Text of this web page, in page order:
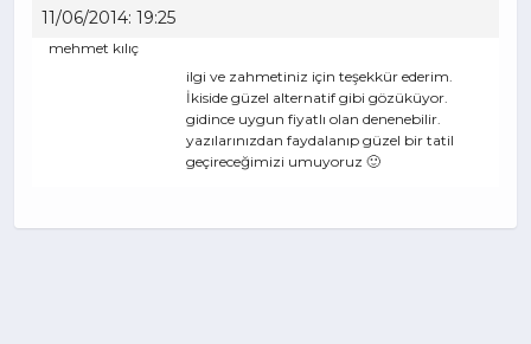
11/06/2014: 19:25
mehmet kılıç
ilgi ve zahmetiniz için teşekkür ederim.
İkiside güzel alternatif gibi gözüküyor.
gidince uygun fiyatlı olan denenebilir.
yazılarınızdan faydalanıp güzel bir tatil
geçireceğimizi umuyoruz 🙂